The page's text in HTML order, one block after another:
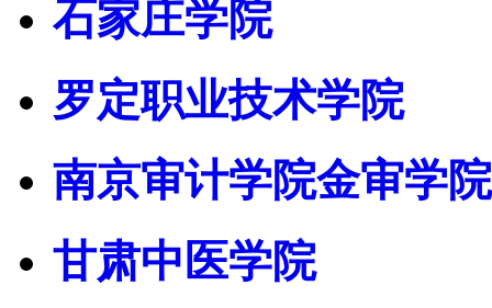
石家庄学院
罗定职业技术学院
南京审计学院金审学院
甘肃中医学院